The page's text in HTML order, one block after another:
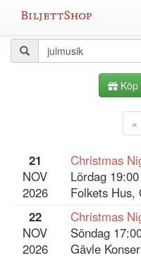
Alla
evenemang
Köp
«
21
NOV
2026
Christmas
Lördag 19:00
Folkets Hus,
22
NOV
2026
Christmas
Söndag
Gävle